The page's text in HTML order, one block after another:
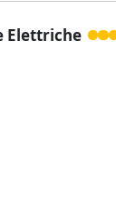
Elettriche